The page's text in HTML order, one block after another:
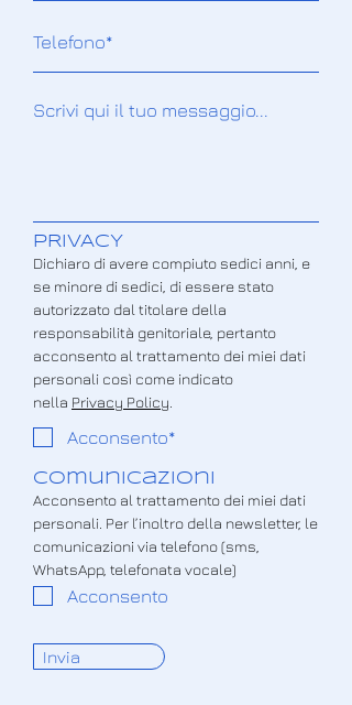
PRIVACY
Dichiaro di avere compiuto sedici anni, e
se minore di sedici, di essere stato
autorizzato dal titolare della
responsabilità genitoriale, pertanto
acconsento al trattamento dei miei dati
personali così come indicato
nella Privacy Policy
Acconsento*
COmunicazioni
Acconsento al trattamento dei miei dati
personali. Per l’inoltro della newsletter, le
comunicazioni via telefono (sms,
WhatsApp, telefonata vocale)
Acconsento
Invia